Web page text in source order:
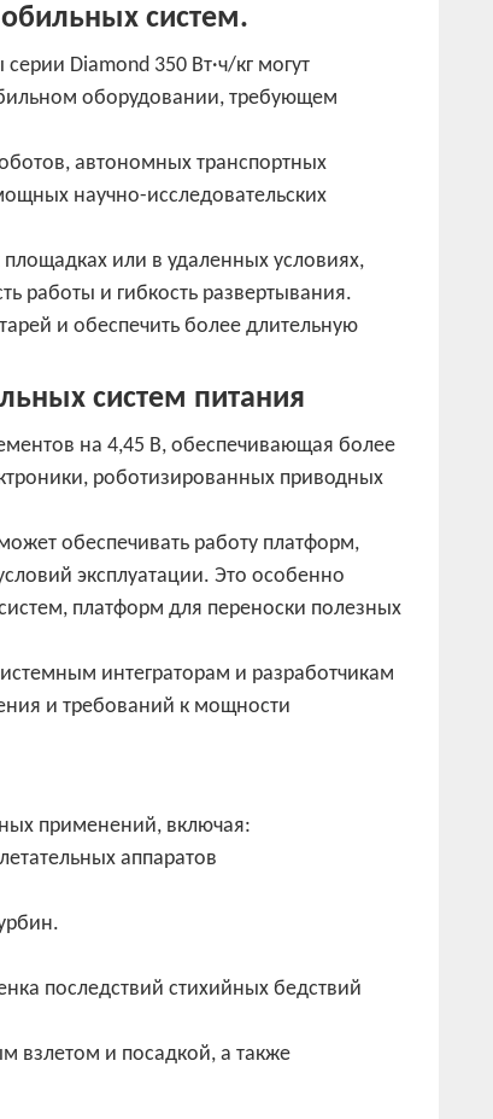
систем.
Diamond 350 Вт·ч/кг могут
оборудовании, требующем
автономных транспортных
научно-исследовательских
или в удаленных условиях,
работы и гибкость развертывания.
и обеспечить более длительную
систем питания
на 4,45 В, обеспечивающая более
роботизированных приводных
обеспечивать работу платформ,
эксплуатации. Это особенно
платформ для переноски полезных
интеграторам и разработчикам
и требований к мощности
применений, включая:
аппаратов
последствий стихийных бедствий
взлетом и посадкой, а также